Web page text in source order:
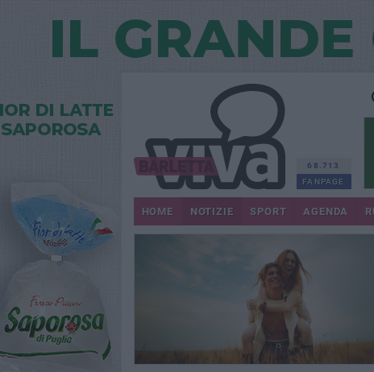
68.713
FANPAGE
HOME NOTIZIE SPORT AGENDA